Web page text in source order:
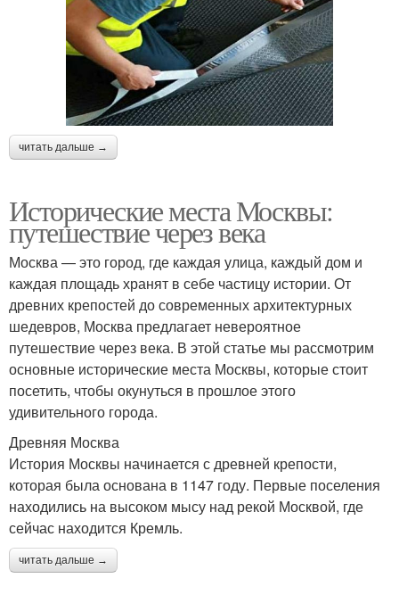
читать дальше →
Исторические места Москвы:
путешествие через века
Москва — это город, где каждая улица, каждый дом и
каждая площадь хранят в себе частицу истории. От
древних крепостей до современных архитектурных
шедевров, Москва предлагает невероятное
путешествие через века. В этой статье мы рассмотрим
основные исторические места Москвы, которые стоит
посетить, чтобы окунуться в прошлое этого
удивительного города.
Древняя Москва
История Москвы начинается с древней крепости,
которая была основана в 1147 году. Первые поселения
находились на высоком мысу над рекой Москвой, где
сейчас находится Кремль.
читать дальше →